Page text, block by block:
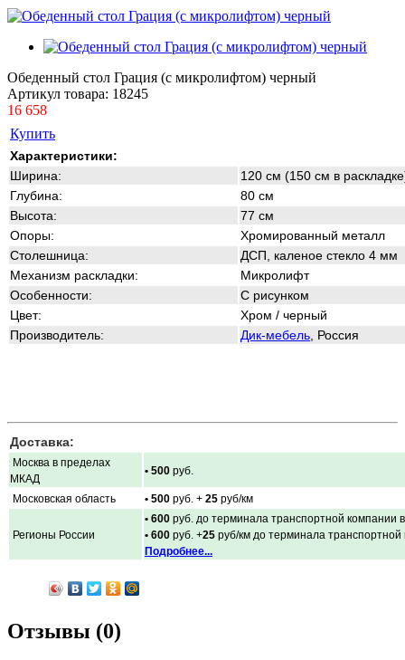
Обеденный стол Грация (с микролифтом) черный
Артикул товара: 18245
16 658
Купить
Характеристики:
Ширина:
120 см (150 см в
Глубина:
80 см
Высота:
77 см
Опоры:
Хромированный металл
Столешница:
ДСП, каленое стекло 4 мм
Механизм раскладки:
Микролифт
Особенности:
С рисунком
Цвет:
Хром / черный
Производитель:
Дик-мебель , Россия
Доставка:
Москва в пределах
МКАД
• 500 руб.
Московская область • 500 руб. + 25 руб/км
Регионы России
• 600 руб. до терминала транспортной компании
• 600 руб. +25 руб/км до терминала
Подробнее...
Отзывы (0)